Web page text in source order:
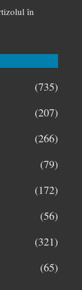
în
(735)
(207)
(266)
(79)
(172)
(56)
(321)
(65)